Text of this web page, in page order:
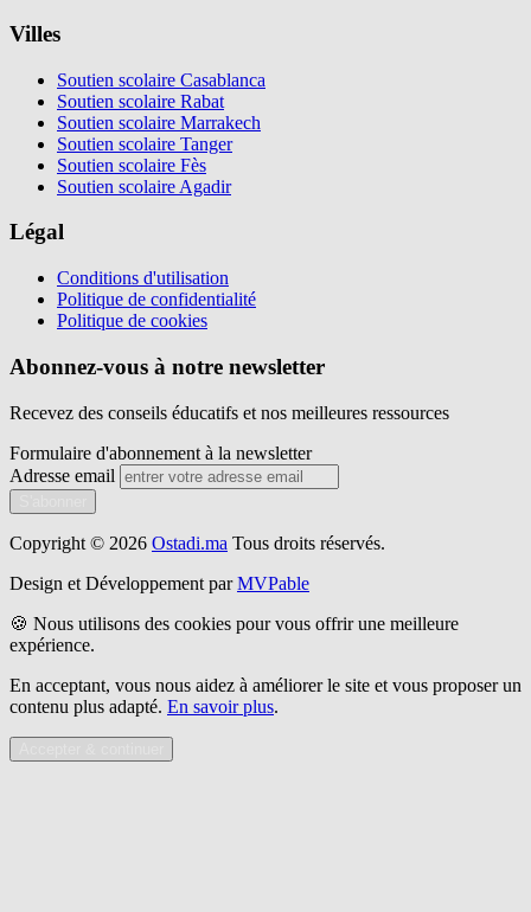
Villes
Soutien scolaire Casablanca
Soutien scolaire Rabat
Soutien scolaire Marrakech
Soutien scolaire Tanger
Soutien scolaire Fès
Soutien scolaire Agadir
Légal
Conditions d'utilisation
Politique de confidentialité
Politique de cookies
Abonnez-vous à notre newsletter
Recevez des conseils éducatifs et nos meilleures ressources
Formulaire d'abonnement à la newsletter
Adresse email
Copyright © 2026 Ostadi.ma Tous droits réservés.
Design et Développement par MVPable
🍪 Nous utilisons des cookies pour vous offrir une meilleure
expérience.
En acceptant, vous nous aidez à améliorer le site et vous proposer un
contenu plus adapté. En savoir plus.